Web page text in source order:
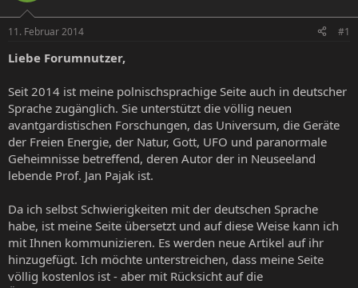
l
e
r
a
11. Februar 2014 #1
Liebe Forumnutzer,
Seit 2014 ist meine polnischsprachige Seite auch in deutscher
Sprache zugänglich. Sie unterstützt die völlig neuen
avantgardistischen Forschungen, das Universum, die Geräte
der Freien Energie, der Natur, Gott, UFO und paranormale
Geheimnisse betreffend, deren Autor der in Neuseeland
lebende Prof. Jan Pajak ist.
Da ich selbst Schwierigkeiten mit der deutschen Sprache
habe, ist meine Seite übersetzt und auf diese Weise kann ich
mit Ihnen kommunizieren. Es werden neue Artikel auf ihr
hinzugefügt. Ich möchte unterstreichen, dass meine Seite
völlig kostenlos ist - aber mit Rücksicht auf die